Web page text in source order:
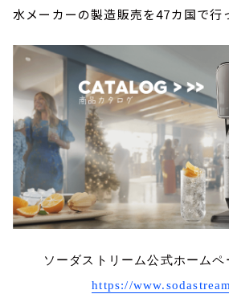
水メーカーの製造販売を47カ国で行
ソーダストリーム公式ホームペ
https://